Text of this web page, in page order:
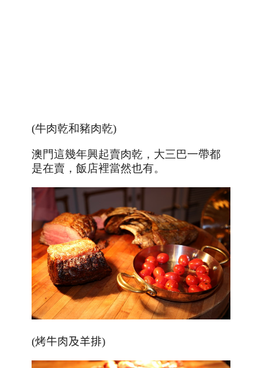
(牛肉乾和豬肉乾)
澳門這幾年興起賣肉乾，大三巴一帶都
是在賣，飯店裡當然也有。
(烤牛肉及羊排)